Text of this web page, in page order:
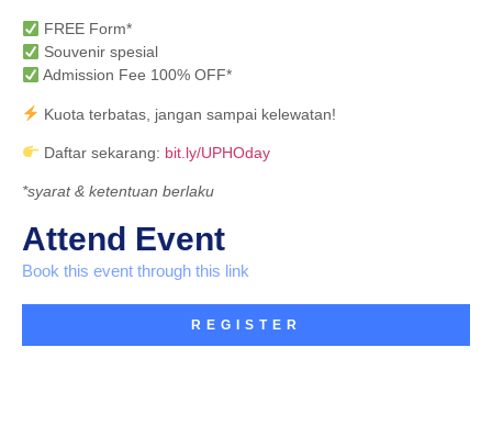
FREE Form*
Souvenir spesial
Admission Fee 100% OFF*
Kuota terbatas, jangan sampai kelewatan!
Daftar sekarang: bit.ly/UPHOday
*syarat & ketentuan berlaku
Attend Event
Book this event through this link
REGISTER